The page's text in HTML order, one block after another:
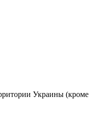
Украины (кроме